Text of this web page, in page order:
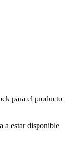
para el producto
a estar disponible